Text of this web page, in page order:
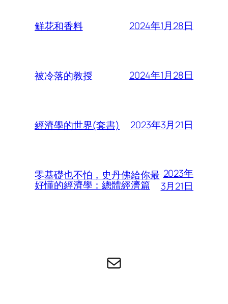
鲜花和香料 2024年1月28日
被冷落的教授 2024年1月28日
經濟學的世界(套書) 2023年3月21日
零基礎也不怕，史丹佛給你最
好懂的經濟學：總體經濟篇
2023年
3月21日
电子邮件